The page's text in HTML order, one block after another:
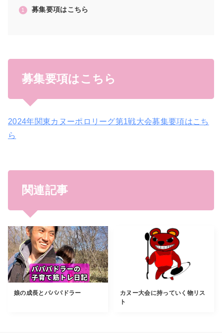
募集要項はこちら
募集要項はこちら
2024年関東カヌーポロリーグ第1戦大会募集要項はこち
ら
関連記事
娘の成長とパパパドラー
カヌー大会に持っていく物リス
ト